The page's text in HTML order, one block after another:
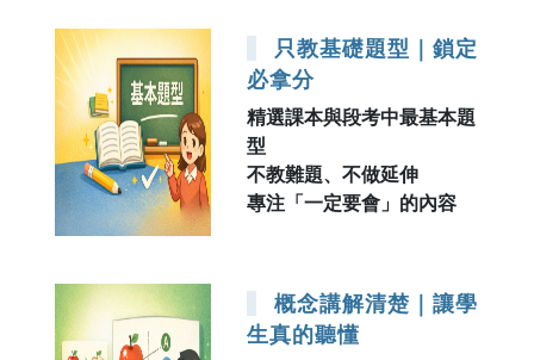
只教基礎題型｜鎖定
必拿分
精選課本與段考中最基本題
型
不教難題、不做延伸
專注「一定要會」的內容
概念講解清楚｜讓學
生真的聽懂